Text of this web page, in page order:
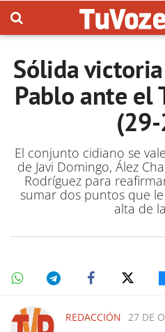
Sólida
Pablo ante el
El conjunto cidiano se
de Javi Domingo, Ález
Rodríguez para
sumar dos puntos que
alta de
REDACCIÓN 27 DE